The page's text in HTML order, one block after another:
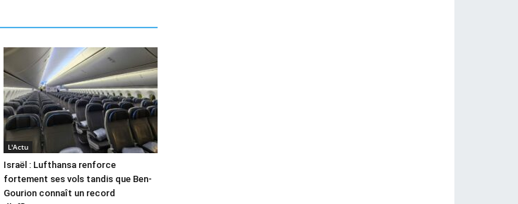
L'Actu
Israël : Lufthansa renforce
fortement ses vols tandis que Ben-
Gourion connaît un record